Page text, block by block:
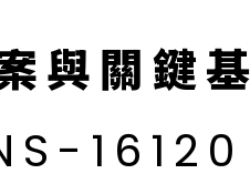
與關鍵